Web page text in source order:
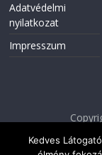
Adatvédelmi
nyilatkozat
Impresszum
Kedves